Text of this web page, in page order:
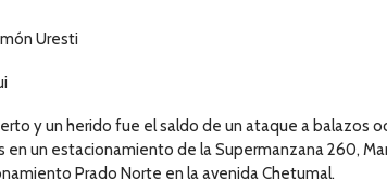
Uresti
y un herido fue el saldo de un ataque a balazos
en un estacionamiento de la Supermanzana 260,
Prado Norte en la avenida Chetumal.